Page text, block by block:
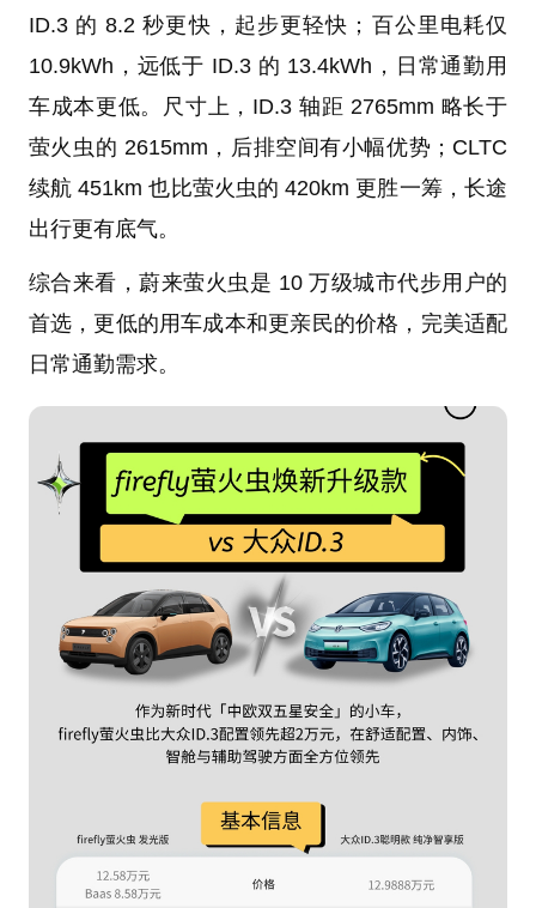
ID.3 的 8.2 秒更快，起步更轻快；百公里电耗仅
10.9kWh，远低于 ID.3 的 13.4kWh，日常通勤用
车成本更低。尺寸上，ID.3 轴距 2765mm 略长于
萤火虫的 2615mm，后排空间有小幅优势；CLTC
续航 451km 也比萤火虫的 420km 更胜一筹，长途
出行更有底气。
综合来看，蔚来萤火虫是 10 万级城市代步用户的
首选，更低的用车成本和更亲民的价格，完美适配
日常通勤需求。